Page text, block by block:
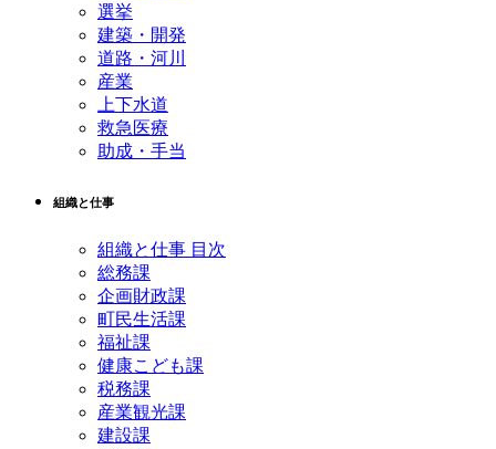
選挙
建築・開発
道路・河川
産業
上下水道
救急医療
助成・手当
組織と仕事
組織と仕事 目次
総務課
企画財政課
町民生活課
福祉課
健康こども課
税務課
産業観光課
建設課